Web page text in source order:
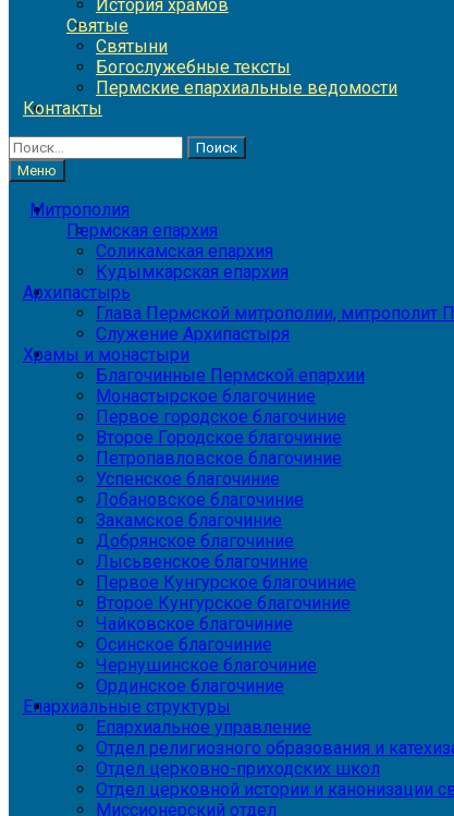
История храмов
Святые
Святыни
Богослужебные тексты
Пермские епархиальные ведомости
Контакты
Найти:
Меню
Митрополия
Пермская епархия
Соликамская епархия
Кудымкарская епархия
Архипастырь
Глава Пермской митрополии, митрополит
Служение Архипастыря
Храмы и монастыри
Благочинные Пермской епархии
Монастырское благочиние
Первое городское благочиние
Второе Городское благочиние
Петропавловское благочиние
Успенское благочиние
Лобановское благочиние
Закамское благочиние
Добрянское благочиние
Лысьвенское благочиние
Первое Кунгурское благочиние
Второе Кунгурское благочиние
Чайковское благочиние
Осинское благочиние
Чернушинское благочиние
Ординское благочиние
Епархиальные структуры
Епархиальное управление
Отдел религиозного образования и
Отдел церковно-приходских школ
Отдел церковной истории и канонизации
Миссионерский отдел